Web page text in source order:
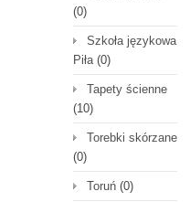
(0)
Szkoła językowa
Piła(0)
Tapety ścienne
(10)
Torebki skórzane
(0)
Toruń (0)